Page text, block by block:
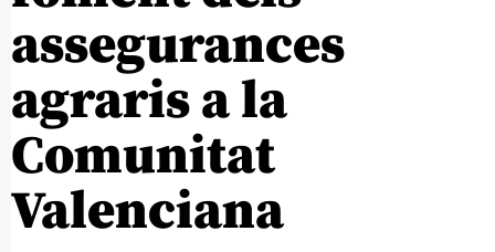
assegurances
agraris a la
Comunitat
Valenciana